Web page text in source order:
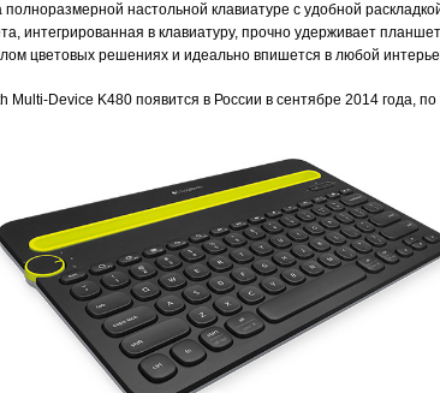
полноразмерной настольной клавиатуре с удобной
интегрированная в клавиатуру, прочно удерживает
цветовых решениях и идеально впишется в любой
Multi-Device K480 появится в России в сентябре 2014 года,